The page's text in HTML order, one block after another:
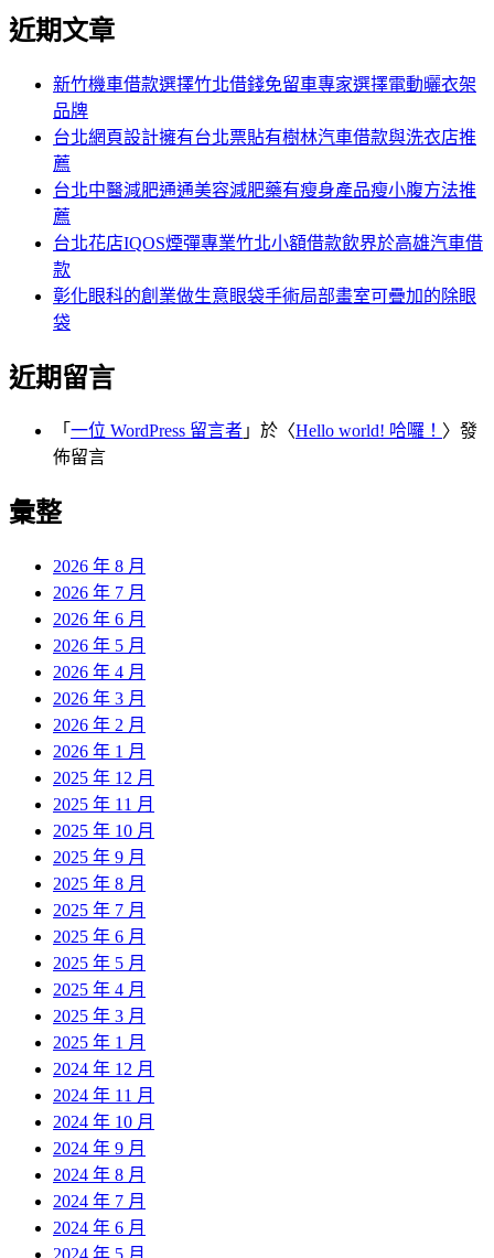
章:
關
近期文章
新竹機車借款選擇竹北借錢免留車專家選擇電動曬衣架
品牌
台北網頁設計擁有台北票貼有樹林汽車借款與洗衣店推
薦
台北中醫減肥通通美容減肥藥有瘦身產品瘦小腹方法推
薦
台北花店IQOS煙彈專業竹北小額借款飲界於高雄汽車借
款
彰化眼科的創業做生意眼袋手術局部畫室可疊加的除眼
袋
近期留言
「 一位 WordPress 留言者 」於〈Hello world! 哈囉！ 〉發
佈留言
彙整
2026 年 8 月
2026 年 7 月
2026 年 6 月
2026 年 5 月
2026 年 4 月
2026 年 3 月
2026 年 2 月
2026 年 1 月
2025 年 12 月
2025 年 11 月
2025 年 10 月
2025 年 9 月
2025 年 8 月
2025 年 7 月
2025 年 6 月
2025 年 5 月
2025 年 4 月
2025 年 3 月
2025 年 1 月
2024 年 12 月
2024 年 11 月
2024 年 10 月
2024 年 9 月
2024 年 8 月
2024 年 7 月
2024 年 6 月